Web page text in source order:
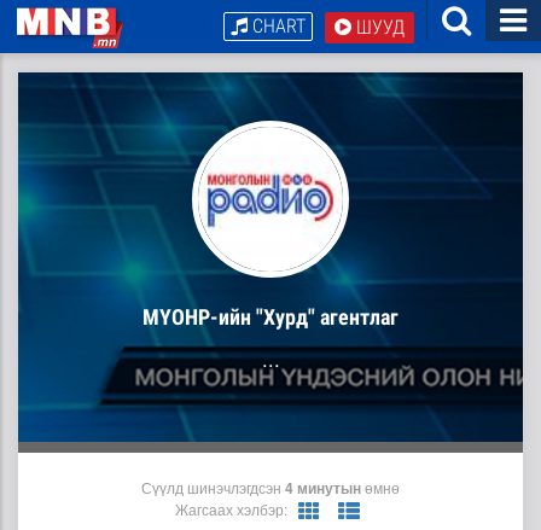
ШУУД
CHART
МҮОНР-ийн "Хурд" агентлаг
...
Сүүлд шинэчлэгдсэн 4 минутынөмнө
Жагсаах хэлбэр: